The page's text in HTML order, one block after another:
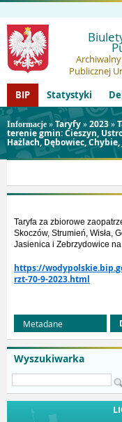
Publicznej
BIP
Statystyki
Informacje »Taryfy»2023»
terenie gmin: Cieszyn,
Hażlach, Dębowiec,
Wyszukiwarka
Taryfa za zbiorowe
Skoczów, Strumień, Wisła,
Jasienica i Zebrzydowice
https://
rzt-70-9-2023.html
Metadane